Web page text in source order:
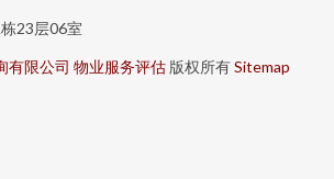
23层06室
有限公司 物业服务评估版权所有Sitemap